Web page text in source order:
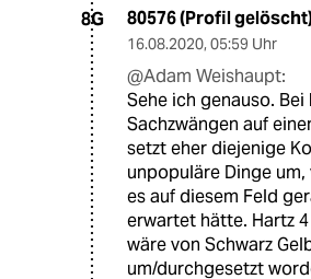
8G 80576 (Profil
16.08.2020, 05:59 Uhr
@Adam Weishaupt:
Sehe ich genauso. Bei
Sachzwängen auf
setzt eher diejenige
unpopuläre Dinge um,
es auf diesem Feld
erwartet hätte. Hartz
wäre von Schwarz
um/durchgesetzt